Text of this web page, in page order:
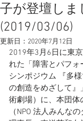
子が登壇しま
(2019/03/06)
更新日： 2020年7月12日
2019年3月6日に東
れた「障害とパフォ
シンポジウム 『多
の創造をめざして
術劇場）に、本団体
（NPO 法人みんな